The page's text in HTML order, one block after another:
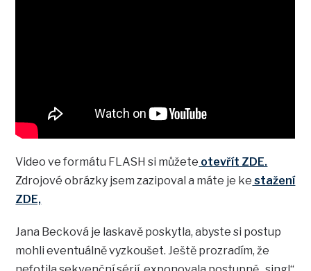
Video ve formátu FLASH si můžete otevřít ZDE.
Zdrojové obrázky jsem zazipoval a máte je ke stažení
ZDE,
Jana Becková je laskavě poskytla, abyste si postup
mohli eventuálně vyzkoušet. Ještě prozradím, že